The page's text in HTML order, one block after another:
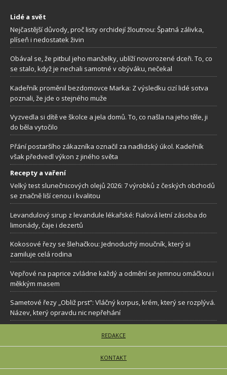
Lidé a svět
Nejčastější důvody, proč listy orchidejí žloutnou: Špatná zálivka,
plíseň i nedostatek živin
Obával se, že pitbul jeho manželky, ublíží novorozené dceři. To, co
se stalo, když je nechali samotné v obýváku, nečekal
Kadeřník proměnil bezdomovce Marka: Z výsledku cizí lidé sotva
poznali, že jde o stejného muže
Vyzvedla si dítě ve školce a jela domů. To, co našla na jeho těle, ji
do běla vytočilo
Přání postaršího zákazníka označil za nadlidský úkol. Kadeřník
však předvedl výkon z jiného světa
Recepty a vaření
Velký test slunečnicových olejů 2026: 7 výrobků z českých obchodů
se značně liší cenou i kvalitou
Levandulový sirup z levandule lékařské: Fialová letní zásoba do
limonády, čaje i dezertů
Kokosové řezy se šlehačkou: Jednoduchý moučník, který si
zamiluje celá rodina
Vepřové na paprice zvládne každý a odmění se jemnou omáčkou i
měkkým masem
Sametové řezy „Obliž prst”: Vláčný korpus, krém, který se rozplývá.
Název, který opravdu nic nepřehání
REDAKCE
KONTAKT